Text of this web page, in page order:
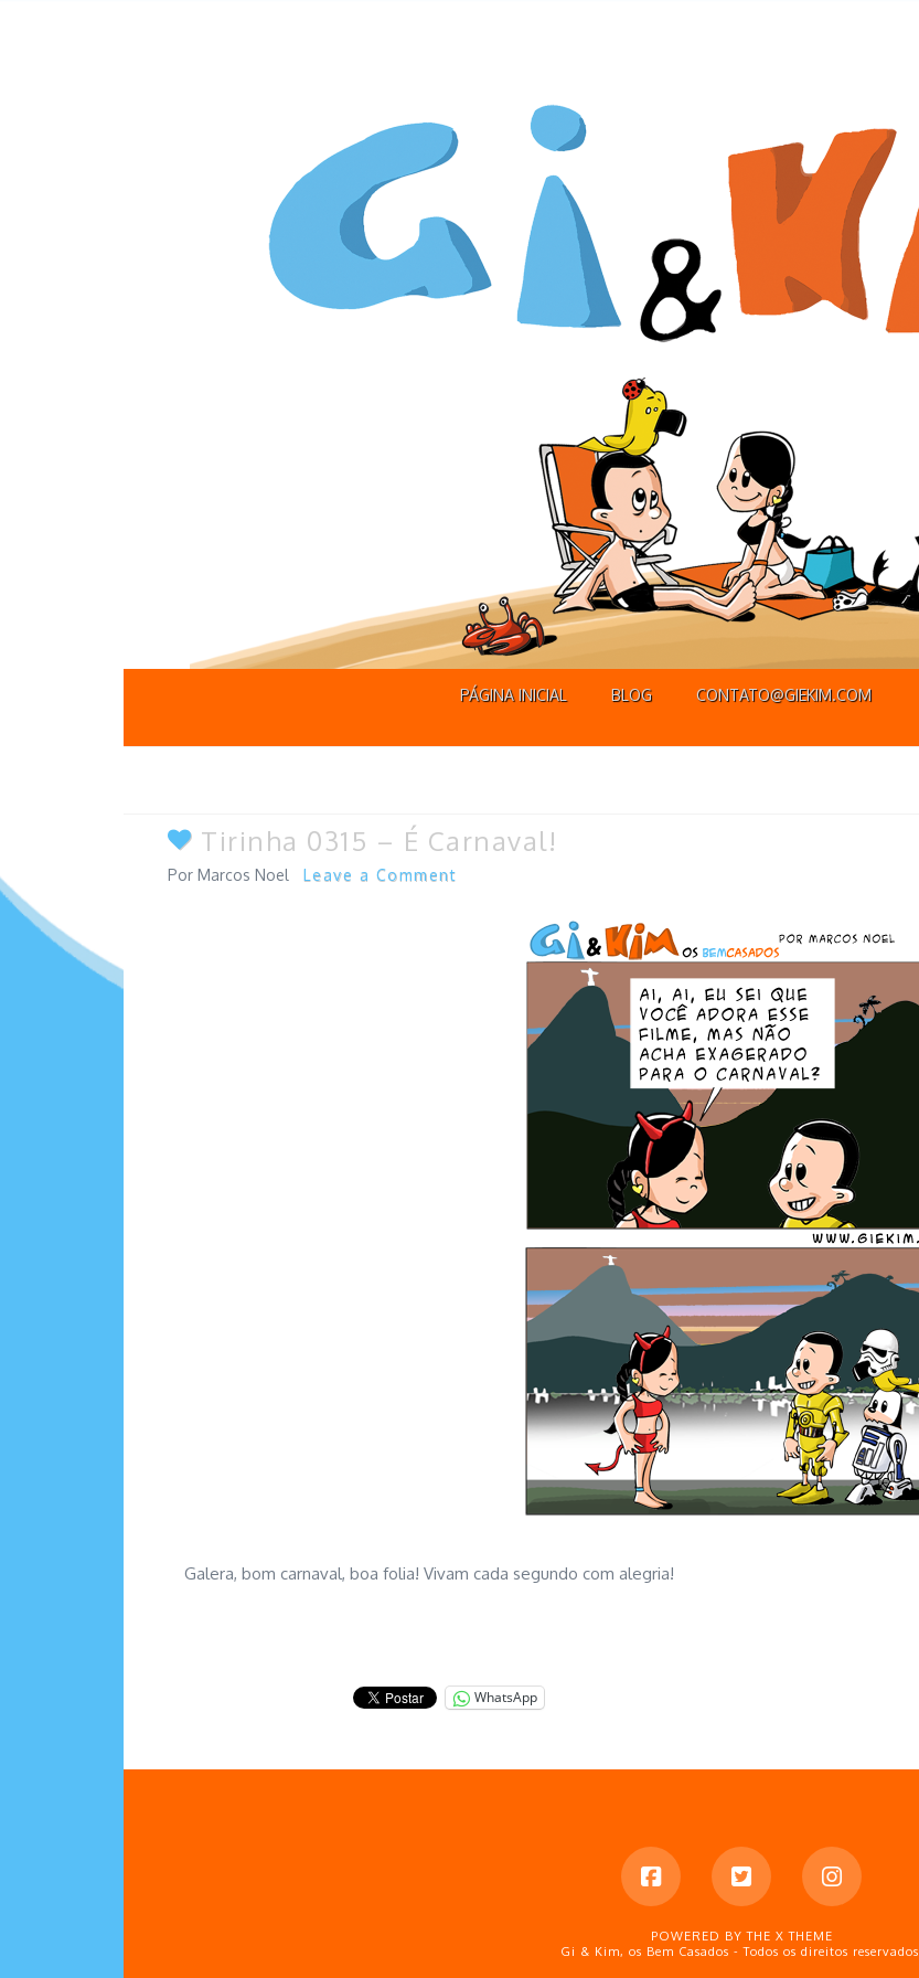
PÁGINA INICIAL BLOG CONTATO@GIEKIM.COM
Tirinha 0315 – É Carnaval!
Marcos Noel Leave a Comment
Galera, bom carnaval, boa folia! Vivam cada segundo com alegria!
WhatsApp
POWERED BY THE X THEME
Gi & Kim, os Bem Casados - Todos os direitos reservados.